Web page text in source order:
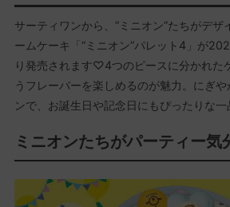
サーティワンから、“ミニオン”たちがデザ
ームケーキ「“ミニオン”パレット4」が
り発売されます♡4つのピースに分かれた
うフレーバーを楽しめるのが魅力。にぎ
ンで、お誕生日や記念日にもぴったりな一
ミニオンたちがパーティー気